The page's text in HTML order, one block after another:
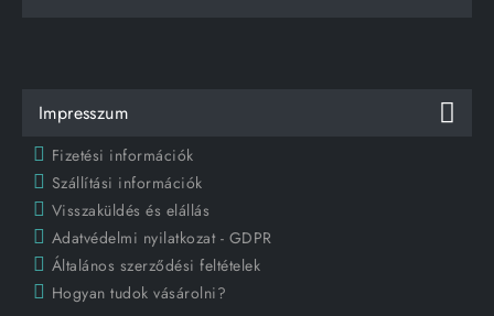
Impresszum
Fizetési információk
Szállítási információk
Visszaküldés és elállás
Adatvédelmi nyilatkozat - GDPR
Általános szerződési feltételek
Hogyan tudok vásárolni?